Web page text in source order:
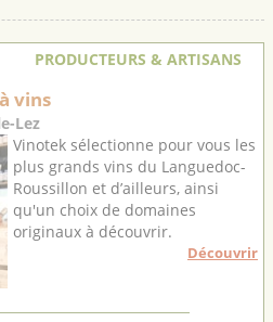
PRODUCTEURS & ARTISANS
vins
Lez
Vinotek sélectionne pour vous les
plus grands vins du Languedoc-
Roussillon et d’ailleurs, ainsi
qu'un choix de domaines
originaux à découvrir.
Découvrir